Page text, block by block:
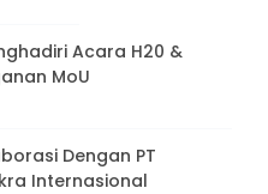
Acara H20 &
MoU
Dengan PT
Internasional